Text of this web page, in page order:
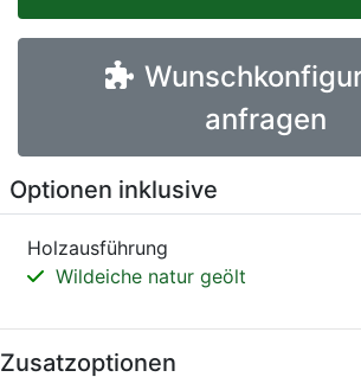
anfragen
Optionen inklusive
Holzausführung
Wildeiche natur geölt
Zusatzoptionen